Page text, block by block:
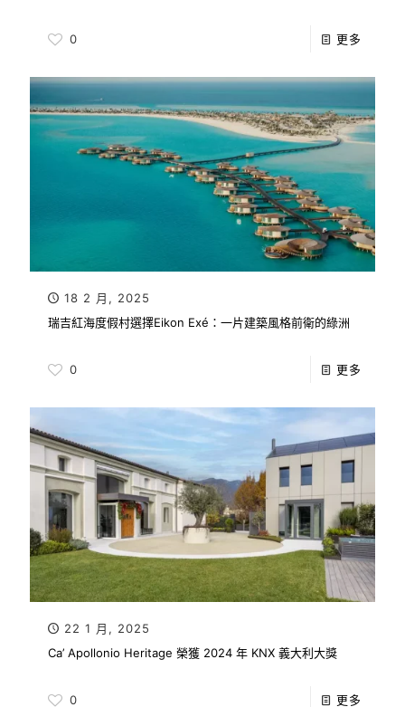
0 更多
18 2 月, 2025
瑞吉紅海度假村選擇Eikon Exé：一片建築風格前衛的綠洲
0 更多
22 1 月, 2025
Ca’ Apollonio Heritage 榮獲 2024 年 KNX 義大利大獎
0 更多